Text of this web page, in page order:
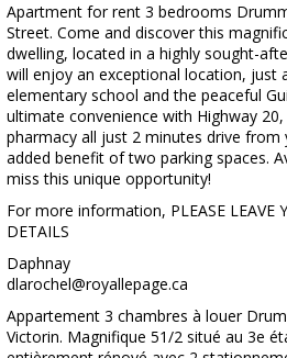
Apartment for rent 3 bedrooms
Street. Come and discover this
dwelling, located in a highly sought-
will enjoy an exceptional location, just
elementary school and the peaceful
ultimate convenience with Highway
pharmacy all just 2 minutes drive
added benefit of two parking spaces.
miss this unique opportunity!
For more information, PLEASE LEAVE
DETAILS
Daphnay
dlarochel@royallepage.ca
Appartement 3 chambres à louer
Victorin. Magnifique 51/2 situé au 3e